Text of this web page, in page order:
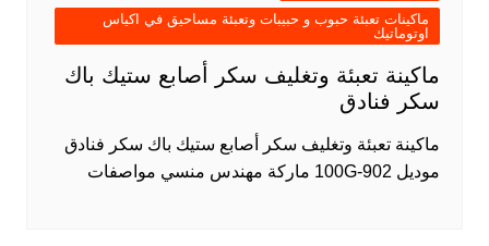
ماكينات تعبئة حبوب و حبيبات وتعبئة مساحيق في اكياس
اوتوماتيك
ماكينة تعبئة وتغليف سكر أصابع ستيك باك
سكر فنادق
ماكينة تعبئة وتغليف سكر أصابع ستيك باك سكر فنادق
موديل 902-100G ماركة مهندس منسي مواصفات